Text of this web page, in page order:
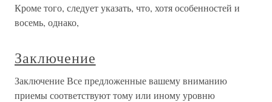
Кроме того, следует указать, что, хотя особенностей и
восемь, однако,
Заключение
Заключение Все предложенные вашему вниманию
приемы соответствуют тому или иному уровню